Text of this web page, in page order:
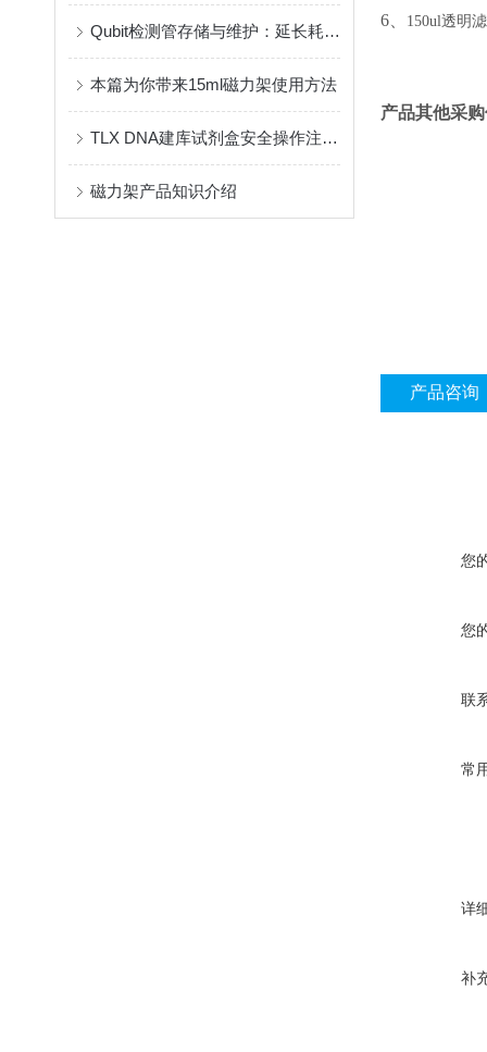
Qubit检测管存储与维护：延长耗材寿命的关键措施
本篇为你带来15ml磁力架使用方法
TLX DNA建库试剂盒安全操作注意事项
磁力架产品知识介绍
6、
150ul透明
产品其他采
产品咨询
您
您
联
常
详
补